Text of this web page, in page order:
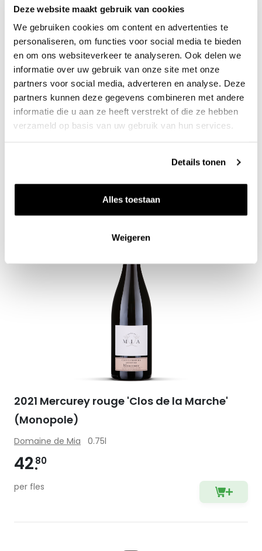
Deze website maakt gebruik van cookies
We gebruiken cookies om content en advertenties te
personaliseren, om functies voor social media te bieden
en om ons websiteverkeer te analyseren. Ook delen we
informatie over uw gebruik van onze site met onze
partners voor social media, adverteren en analyse. Deze
partners kunnen deze gegevens combineren met andere
informatie die u aan ze heeft verstrekt of die ze hebben
verzameld op basis van uw gebruik van hun services.
Details tonen
Alles toestaan
Weigeren
2021 Mercurey rouge 'Les Caudroyes'
Domaine de Mia
2021 Mercurey rouge 'Clos de la Marche'
(Monopole)
Domaine de Mia 0.75l
4280
per fles